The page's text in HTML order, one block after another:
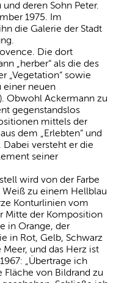
deren Sohn Peter.
1975. Im
die Galerie der Stadt
Die dort
„herber“ als die des
„Vegetation“ sowie
einer neuen
Obwohl Ackermann zu
gegenstandslos
mittels der
dem „Erlebten“ und
Dabei versteht er die
seiner
wird von der Farbe
zu einem Hellblau
Konturlinien vom
Mitte der Komposition
in Orange, der
in Rot, Gelb, Schwarz
und das Herz ist
„Übertrage ich
Fläche von Bildrand zu